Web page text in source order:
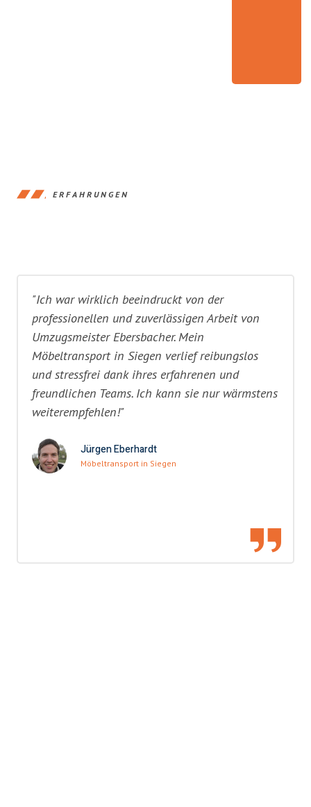
ERFAHRUNGEN
"Ich war wirklich beeindruckt von der
professionellen und zuverlässigen Arbeit von
Umzugsmeister Ebersbacher. Mein
Möbeltransport in Siegen verlief reibungslos
und stressfrei dank ihres erfahrenen und
freundlichen Teams. Ich kann sie nur wärmstens
weiterempfehlen!"
Jürgen Eberhardt
Möbeltransport in Siegen